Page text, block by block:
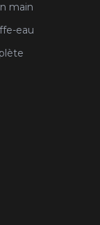
main
eau